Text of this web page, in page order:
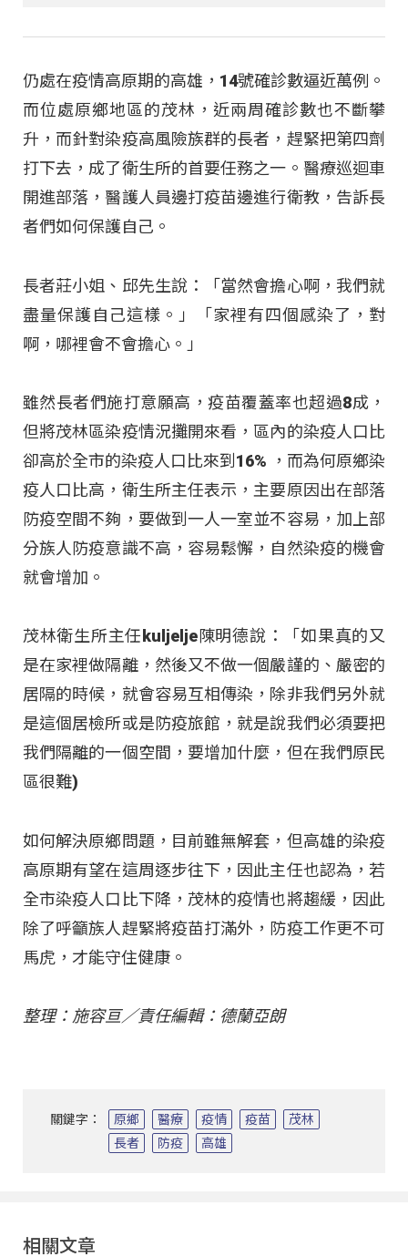
仍處在疫情高原期的高雄，14號確診數逼近萬例。
而位處原鄉地區的茂林，近兩周確診數也不斷攀
升，而針對染疫高風險族群的長者，趕緊把第四劑
打下去，成了衛生所的首要任務之一。醫療巡迴車
開進部落，醫護人員邊打疫苗邊進行衛教，告訴長
者們如何保護自己。
長者莊小姐、邱先生說：「當然會擔心啊，我們就
盡量保護自己這樣。」「家裡有四個感染了，對
啊，哪裡會不會擔心。」
雖然長者們施打意願高，疫苗覆蓋率也超過8成，
但將茂林區染疫情況攤開來看，區內的染疫人口比
卻高於全市的染疫人口比來到16% ，而為何原鄉染
疫人口比高，衛生所主任表示，主要原因出在部落
防疫空間不夠，要做到一人一室並不容易，加上部
分族人防疫意識不高，容易鬆懈，自然染疫的機會
就會增加。
茂林衛生所主任kuljelje陳明德說：「如果真的又
是在家裡做隔離，然後又不做一個嚴謹的、嚴密的
居隔的時候，就會容易互相傳染，除非我們另外就
是這個居檢所或是防疫旅館，就是說我們必須要把
我們隔離的一個空間，要增加什麼，但在我們原民
區很難)
如何解決原鄉問題，目前雖無解套，但高雄的染疫
高原期有望在這周逐步往下，因此主任也認為，若
全市染疫人口比下降，茂林的疫情也將趨緩，因此
除了呼籲族人趕緊將疫苗打滿外，防疫工作更不可
馬虎，才能守住健康。
整理：施容亘／責任編輯：德蘭亞朗
關鍵字： 原鄉 醫療 疫情 疫苗
茂林
長者
防疫 高雄
相關文章